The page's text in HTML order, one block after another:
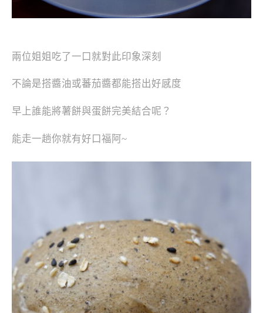
兩位姐姐吃了一口就對此印象深刻
不論是搭醬油或蕃茄醬都能搭出好感度
早上誰能將薯餅與蛋餅完美結合呢？
能走一趟你就有好口福阿~